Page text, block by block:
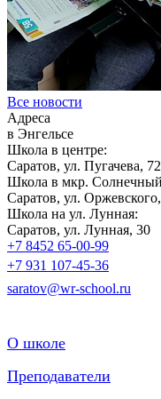
Все новости
Адреса
в Энгельсе
Школа в центре:
Саратов, ул. Пугачева, 72
Школа в мкр.
Саратов, ул.
Школа на ул. Лунная:
Саратов, ул. Лунная, 30
+7 8452 65-00-99
+7 931 107-45-36
saratov@wr-school.ru
О школе
Преподаватели